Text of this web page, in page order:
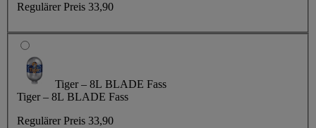
Regulärer Preis 33,90
Tiger – 8L BLADE Fass
Tiger – 8L BLADE Fass
Regulärer Preis 33,90